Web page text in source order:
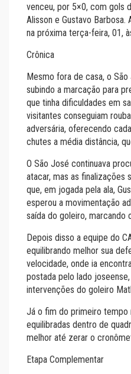
venceu, por 5×0, com gols
Alisson e Gustavo
na próxima terça-feira, 01,
Crônica
Mesmo fora de casa, o
subindo a marcação para
que tinha dificuldades em
visitantes conseguiam
adversária, oferecendo
chutes a média distância,
O São José continuava
atacar, mas as finalizações
que, em jogada pela ala,
esperou a movimentação
saída do goleiro, marcando
Depois disso a equipe do
equilibrando melhor sua
velocidade, onde ia
postada pelo lado
intervenções do goleiro
Já o fim do primeiro tempo
equilibradas dentro de
melhor até zerar o
Etapa Complementar